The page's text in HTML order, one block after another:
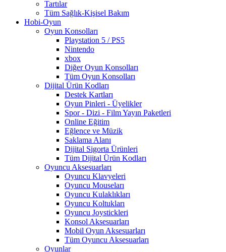
Tartılar
Tüm Sağlık-Kişisel Bakım
Hobi-Oyun
Oyun Konsolları
Playstation 5 / PS5
Nintendo
xbox
Diğer Oyun Konsolları
Tüm Oyun Konsolları
Dijital Ürün Kodları
Destek Kartları
Oyun Pinleri - Üyelikler
Spor - Dizi - Film Yayın Paketleri
Online Eğitim
Eğlence ve Müzik
Saklama Alanı
Dijital Sigorta Ürünleri
Tüm Dijital Ürün Kodları
Oyuncu Aksesuarları
Oyuncu Klavyeleri
Oyuncu Mouseları
Oyuncu Kulaklıkları
Oyuncu Koltukları
Oyuncu Joystickleri
Konsol Aksesuarları
Mobil Oyun Aksesuarları
Tüm Oyuncu Aksesuarları
Oyunlar